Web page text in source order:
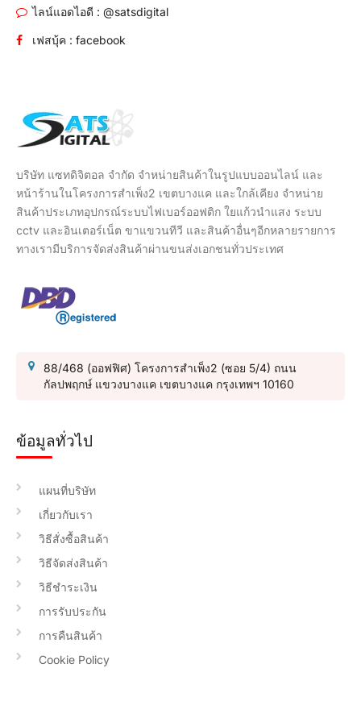
ไลน์แอดไอดี : @satsdigital
เฟสบุ้ค : facebook
บริษัท แซทดิจิตอล จำกัด จำหน่ายสินค้าในรูปแบบออนไลน์ และ
หน้าร้านในโครงการสำเพ็ง2 เขตบางแค และใกล้เคียง จำหน่าย
สินค้าประเภทอุปกรณ์ระบบไฟเบอร์ออฟติก ใยแก้วนำแสง ระบบ
cctv และอินเตอร์เน็ต ขาแขวนทีวี และสินค้าอื่นๆอีกหลายรายการ
ทางเรามีบริการจัดส่งสินค้าผ่านขนส่งเอกชนทั่วประเทศ
88/468 (ออฟฟิศ) โครงการสำเพ็ง2 (ซอย 5/4) ถนน
กัลปพฤกษ์ แขวงบางแค เขตบางแค กรุงเทพฯ 10160
ข้อมูลทั่วไป
แผนที่บริษัท
เกี่ยวกับเรา
วิธีสั่งซื้อสินค้า
วิธีจัดส่งสินค้า
วิธีชำระเงิน
การรับประกัน
การคืนสินค้า
Cookie Policy